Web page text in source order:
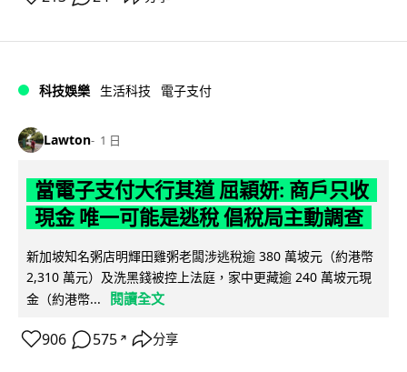
科技娛樂 生活科技 電子支付
Lawton 1 日
當電子支付大行其道 屈穎妍: 商戶只收
現金 唯一可能是逃稅 倡稅局主動調查
新加坡知名粥店明輝田雞粥老闆涉逃稅逾 380 萬坡元（約港幣
2,310 萬元）及洗黑錢被控上法庭，家中更藏逾 240 萬坡元現
金（約港幣...
閱讀全文
906 575 ↗ 分享